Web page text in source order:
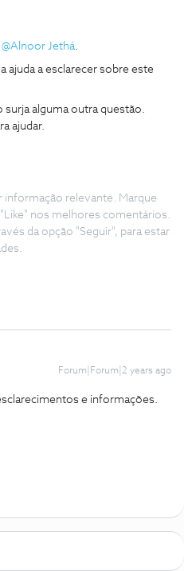
@Alnoor Jethá.
ajuda a esclarecer sobre este
surja alguma outra questão.
ajudar.
informação relevante. Marque
nos melhores comentários.
da opção "Seguir", para estar
Forum|Forum|2 years ago
e informações.